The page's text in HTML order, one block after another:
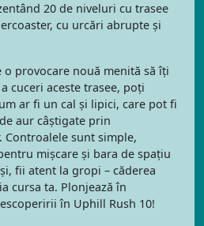
20 de niveluri cu trasee
cu urcări abrupte și
o provocare nouă menită să îți
cuceri aceste trasee, poți
ar fi un cal și lipici, care pot fi
aur câștigate prin
sunt simple,
mișcare și bara de spațiu
fii atent la gropi – căderea
cursa ta. Plonjează în
în Uphill Rush 10!